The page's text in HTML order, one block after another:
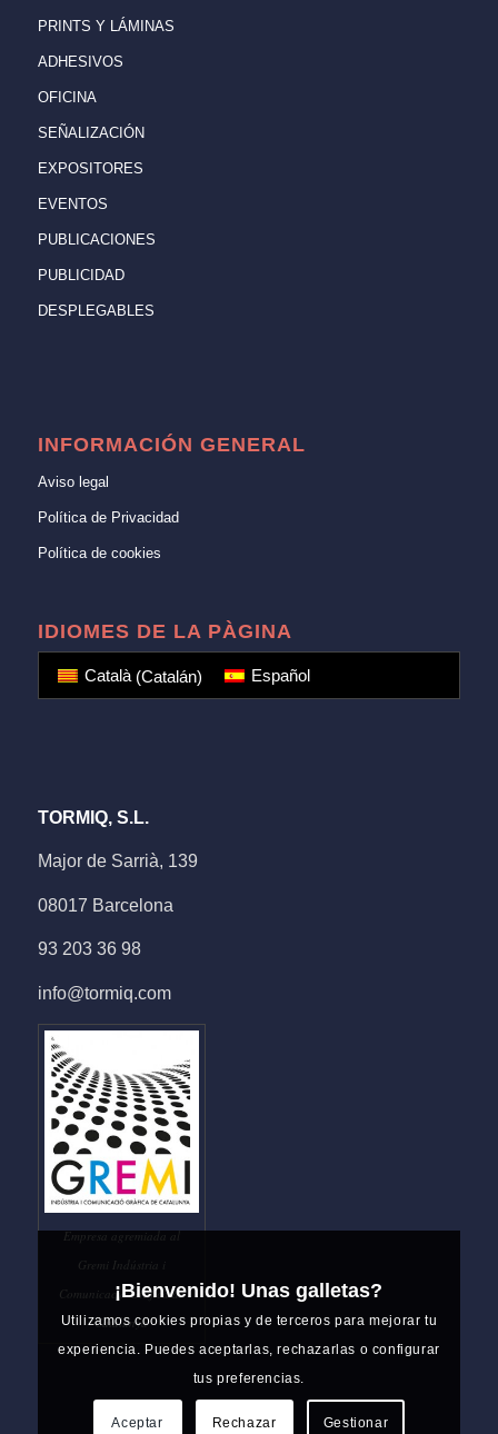
PRINTS Y LÁMINAS
ADHESIVOS
OFICINA
SEÑALIZACIÓN
EXPOSITORES
EVENTOS
PUBLICACIONES
PUBLICIDAD
DESPLEGABLES
INFORMACIÓN GENERAL
Aviso legal
Política de Privacidad
Política de cookies
IDIOMES DE LA PÀGINA
Català(Catalán) Español
TORMIQ, S.L.
Major de Sarrià, 139
08017 Barcelona
93 203 36 98
info@tormiq.com
Empresa agremiada al
Gremi Indústria i
Comunicació Gràfica de
Catalunya
¡Bienvenido! Unas galletas?
Utilizamos cookies propias y de terceros para mejorar tu
experiencia. Puedes aceptarlas, rechazarlas o configurar
tus preferencias.
Aceptar Rechazar Gestionar